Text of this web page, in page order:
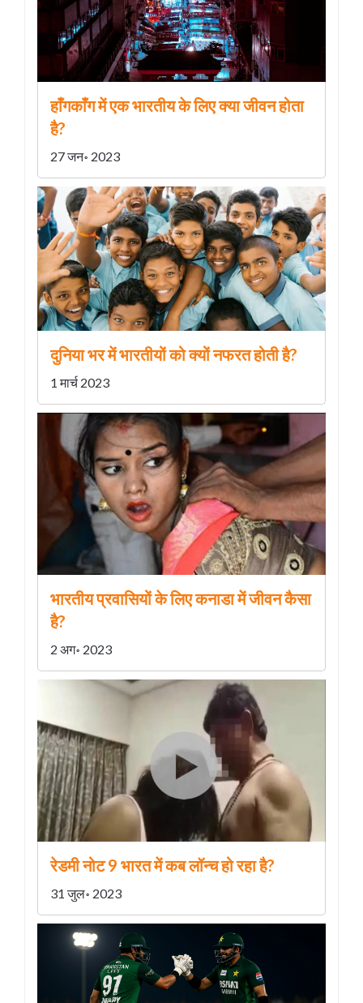
हाँगकाँग में एक भारतीय के लिए क्या जीवन होता
है?
27 जन॰ 2023
दुनिया भर में भारतीयों को क्यों नफरत होती है?
1 मार्च 2023
भारतीय प्रवासियों के लिए कनाडा में जीवन कैसा
है?
2 अग॰ 2023
रेडमी नोट 9 भारत में कब लॉन्च हो रहा है?
31 जुल॰ 2023